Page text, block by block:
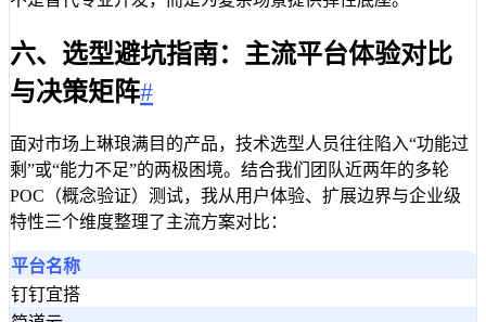
六、选型避坑指南：主流平台体验对比
与决策矩阵#
面对市场上琳琅满目的产品，技术选型人员往往陷入“功能过
剩”或“能力不足”的两极困境。结合我们团队近两年的多轮
POC（概念验证）测试，我从用户体验、扩展边界与企业级
特性三个维度整理了主流方案对比：
平台名称
钉钉宜搭